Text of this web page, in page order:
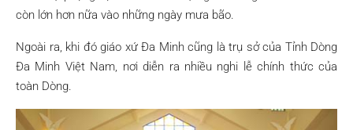
còn lớn hơn nữa vào những ngày mưa bão.
Ngoài ra, khi đó giáo xứ Đa Minh cũng là trụ sở của Tỉnh Dòng
Đa Minh Việt Nam, nơi diễn ra nhiều nghi lễ chính thức của
toàn Dòng.